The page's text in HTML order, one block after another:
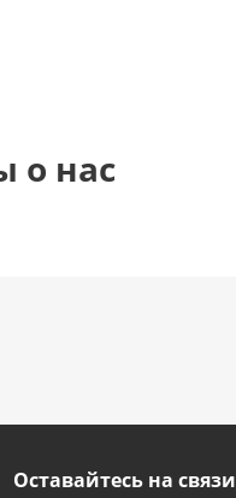
о нас
Оставайтесь на связи